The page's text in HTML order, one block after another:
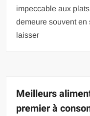
impeccable aux
demeure souvent en
laisser
Meilleurs
premier à